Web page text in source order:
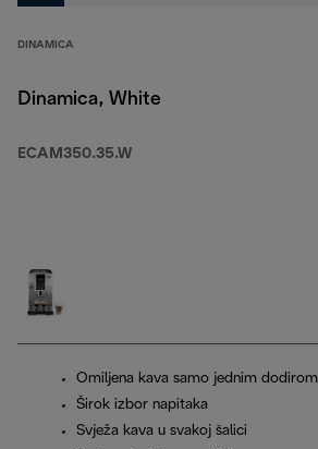
DINAMICA
Dinamica, White
ECAM350.35.W
Omiljena kava samo jednim dodirom
Širok izbor napitaka
Svježa kava u svakoj šalici